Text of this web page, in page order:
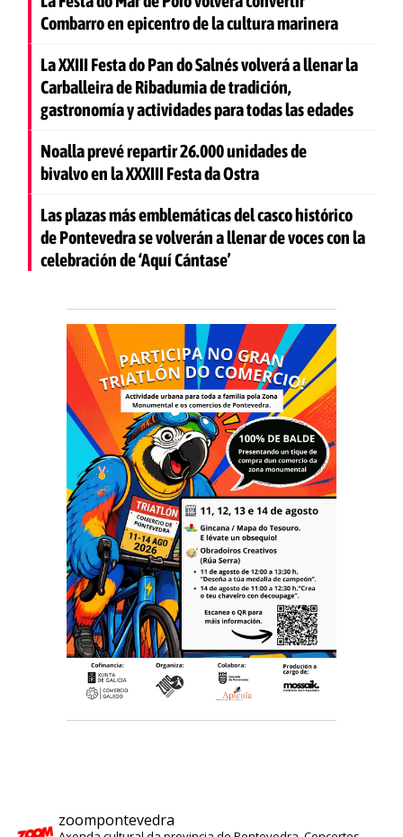
Combarro en epicentro de la cultura marinera
La XXIII Festa do Pan do Salnés volverá a llenar la
Carballeira de Ribadumia de tradición,
gastronomía y actividades para todas las edades
Noalla prevé repartir 26.000 unidades de
bivalvo en la XXXIII Festa da Ostra
Las plazas más emblemáticas del casco histórico
de Pontevedra se volverán a llenar de voces con la
celebración de ‘Aquí Cántase’
zoompontevedra